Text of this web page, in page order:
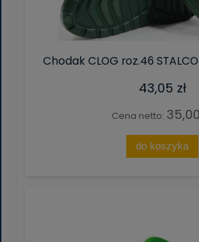
Chodak CLOG roz.46
43,05 zł
Cena netto:
do koszyka